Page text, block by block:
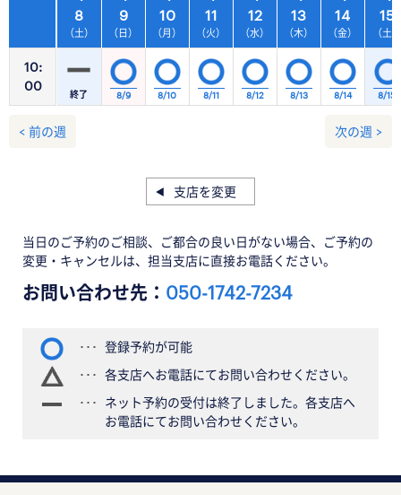
10:
00
8
（土）
9
（日）
10
（月）
11
（火）
12
（水）
13
（木）
14
（金）
終了 8/9 8/10 8/11 8/12 8/13 8/14
15
（土）
8/15
< 前の週 次の週 >
支店を変更
当日のご予約のご相談、ご都合の良い日がない場合、ご予約の
変更・キャンセルは、担当支店に直接お電話ください。
お問い合わせ先： 050-1742-7234
登録予約が可能
各支店へお電話にてお問い合わせください。
ネット予約の受付は終了しました。各支店へ
お電話にてお問い合わせください。